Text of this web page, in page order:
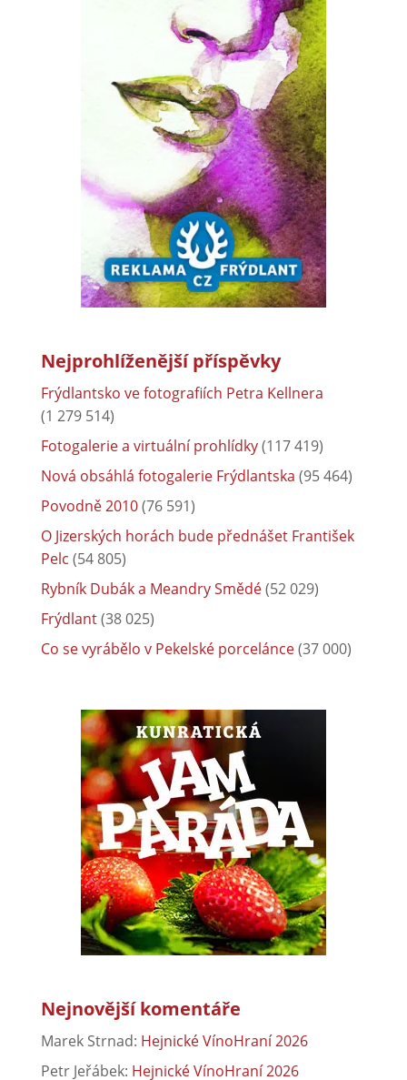
Nejprohlíženější příspěvky
Frýdlantsko ve fotografiích Petra Kellnera
(1 279 514)
Fotogalerie a virtuální prohlídky(117 419)
Nová obsáhlá fotogalerie Frýdlantska (95 464)
Povodně 2010(76 591)
O Jizerských horách bude přednášet František
Pelc (54 805)
Rybník Dubák a Meandry Smědé(52 029)
Frýdlant(38 025)
Co se vyrábělo v Pekelské porcelánce(37 000)
Nejnovější komentáře
Marek Strnad: Hejnické VínoHraní 2026
Petr Jeřábek: Hejnické VínoHraní 2026